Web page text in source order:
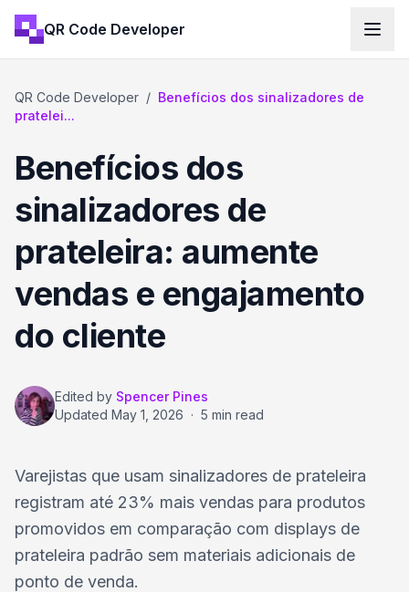
QR Code Developer
QR Code Developer / Benefícios dos sinalizadores de
pratelei...
Benefícios dos
sinalizadores de
prateleira: aumente
vendas e engajamento
do cliente
Edited by Spencer Pines
Updated May 1, 2026 · 5 min read
Varejistas que usam sinalizadores de prateleira
registram até 23% mais vendas para produtos
promovidos em comparação com displays de
prateleira padrão sem materiais adicionais de
ponto de venda.